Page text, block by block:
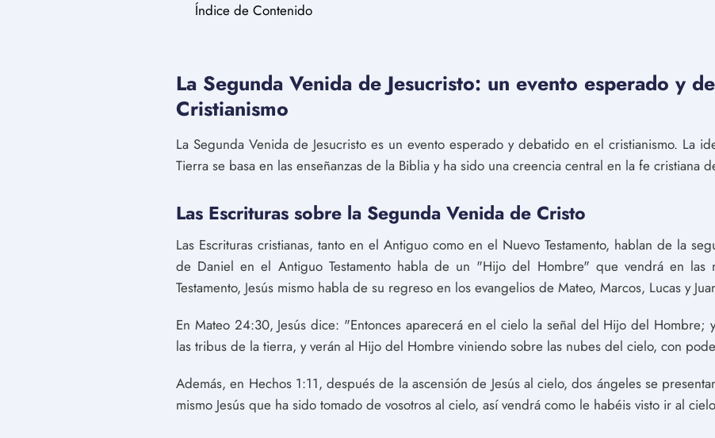
Índice de Contenido
La Segunda Venida de Jesucristo: un evento esperado y
Cristianismo
La Segunda Venida de Jesucristo es un evento esperado y debatido en el cristianismo. La
Tierra se basa en las enseñanzas de la Biblia y ha sido una creencia central en la fe cristiana
Las Escrituras sobre la Segunda Venida de Cristo
Las Escrituras cristianas, tanto en el Antiguo como en el Nuevo Testamento, hablan de la
de Daniel en el Antiguo Testamento habla de un "Hijo del Hombre" que vendrá en las
Testamento, Jesús mismo habla de su regreso en los evangelios de Mateo, Marcos, Lucas y
En Mateo 24:30, Jesús dice: "Entonces aparecerá en el cielo la señal del Hijo del Hombre;
las tribus de la tierra, y verán al Hijo del Hombre viniendo sobre las nubes del cielo, con
Además, en Hechos 1:11, después de la ascensión de Jesús al cielo, dos ángeles se
mismo Jesús que ha sido tomado de vosotros al cielo, así vendrá como le habéis visto ir al